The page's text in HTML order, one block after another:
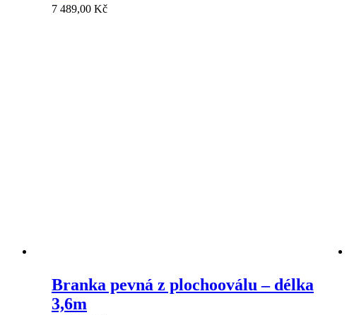
7 489,00 Kč
Branka pevná z plochooválu – délka
3,6m